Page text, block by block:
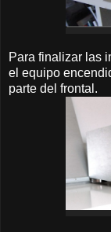
Para finalizar las
el equipo
parte del frontal.